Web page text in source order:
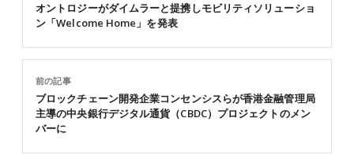
前の記事
ブロックチェーン開発企業コンセンシスらが香港金融管理局
主導の中央銀行デジタル通貨（CBDC）プロジェクトのメン
バーに
オントロジーがダイムラーと提携しモビリティソリューショ
ン「Welcome Home」を発表